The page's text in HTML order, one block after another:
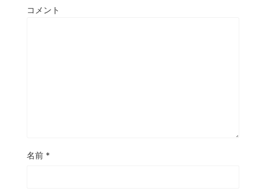
コメント
名前 *